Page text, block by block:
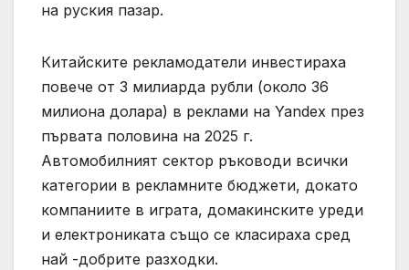
на руския пазар.
Китайските рекламодатели инвестираха
повече от 3 милиарда рубли (около 36
милиона долара) в реклами на Yandex през
първата половина на 2025 г.
Автомобилният сектор ръководи всички
категории в рекламните бюджети, докато
компаниите в играта, домакинските уреди
и електрониката също се класираха сред
най -добрите разходки.